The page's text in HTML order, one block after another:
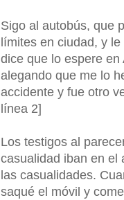
Sigo al autobús, que
límites en ciudad, y
dice que lo espere
alegando que me lo
accidente y fue otro
línea 2]
Los testigos al
casualidad iban en el
las casualidades.
saqué el móvil y